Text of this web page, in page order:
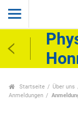
Startseite Über uns
Anmeldungen